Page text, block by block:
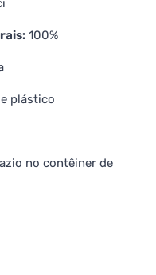
100%
plástico
no contêiner de